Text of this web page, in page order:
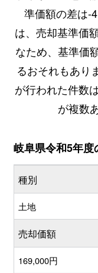
準価額の差は-
は、売却基準価
なため、基準価
るおそれもあり
が行われた件数
が複数
岐阜県令和5年
種別
土地
売却価額
169,000円